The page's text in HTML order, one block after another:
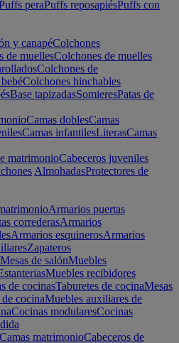
peraPuffs reposapiésPuffs con
y canapéColchones
de muellesColchones de muelles
Colchones de
Colchones hinchables
Base tapizadasSomieresPatas de
Camas doblesCamas
Camas infantilesLiterasCamas
matrimonioCabeceros juveniles
AlmohadasProtectores de
Armarios puertas
correderasArmarios
Armarios esquinerosArmarios
Zapateros
Mesas de salónMuebles
Muebles recibidores
de cocinasTaburetes de cocinaMesas
cocinaMuebles auxiliares de
Cocinas modularesCocinas
Camas matrimonioCabeceros de